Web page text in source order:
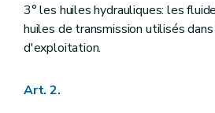
3° les huiles hydrauliques: les
huiles de transmission utilisés
d'exploitation.
Art. 2.